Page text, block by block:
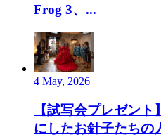
Frog 3、...
4 May, 2026
【試写会プレゼン
にしたお針子たちの